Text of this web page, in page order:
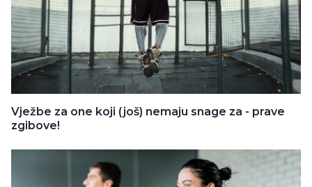
Vježbe za one koji (još) nemaju snage za - prave
zgibove!